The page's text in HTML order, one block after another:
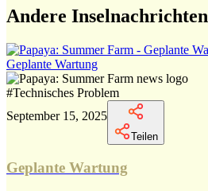
Andere Inselnachrichten
Geplante Wartung
#Technisches Problem
September 15, 2025
Teilen
Geplante Wartung